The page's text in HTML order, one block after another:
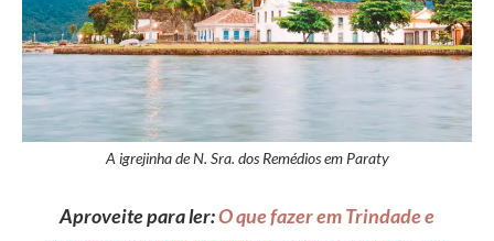
A igrejinha de N. Sra. dos Remédios em Paraty
Aproveite para ler:O que fazer em Trindade e